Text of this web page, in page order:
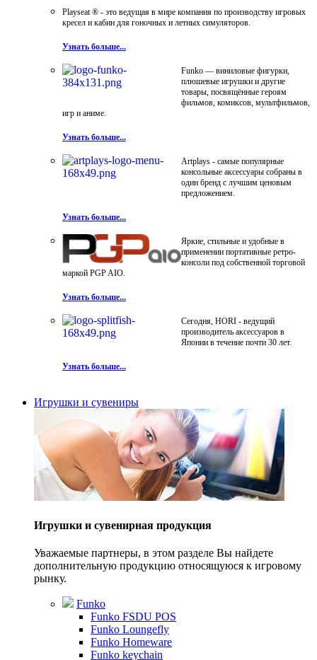
Playseat ® - это ведущая в мире компания по производству игровых
кресел и кабин для гоночных и летных симуляторов.
Узнать больше...
Funko — виниловые фигурки,
плюшевые игрушки и другие
товары, посвящённые героям
фильмов, комиксов, мультфильмов,
игр и аниме.
Узнать больше...
Artplays - самые популярные
консольные аксессуары собраны в
один бренд с лучшим ценовым
предложением.
Узнать больше...
Яркие, стильные и удобные в
применении портативные ретро-
консоли под собственной торговой
маркой PGP AIO.
Узнать больше...
Сегодня, HORI - ведущий
производитель аксессуаров в
Японии в течение почти 30 лет.
Узнать больше...
Игрушки и сувениры
Игрушки и сувенирная продукция
Уважаемые партнеры, в этом разделе Вы найдете
дополнительную продукцию относящуюся к игровому
рынку.
Funko
Funko FSDU POS
Funko Loungefly
Funko Homeware
Funko keychain